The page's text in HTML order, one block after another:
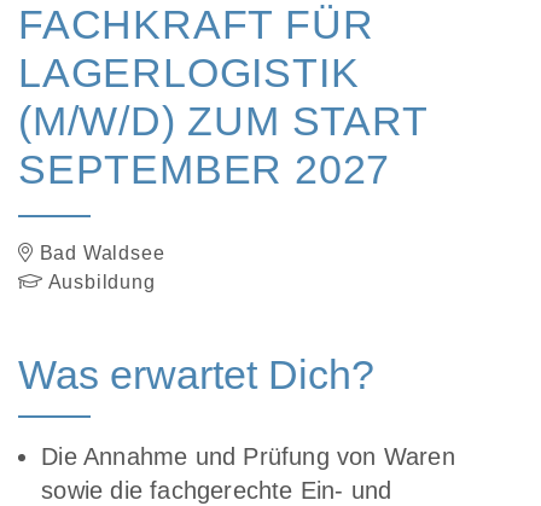
FACHKRAFT FÜR
LAGERLOGISTIK
(M/W/D) ZUM START
SEPTEMBER 2027
Bad Waldsee
Ausbildung
Was erwartet Dich?
Die Annahme und Prüfung von Waren
sowie die fachgerechte Ein- und